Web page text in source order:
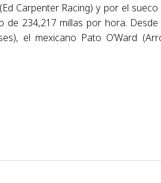
Carpenter Racing) y por el
de 234,217 millas por hora.
el mexicano Pato O’Ward